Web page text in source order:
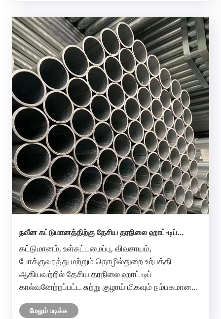
நவீன கட்டுமானத்திற்கு தேசிய தரநிலை ஹாட்-டிப்
கால்வனேற்றப்பட்ட சுற்று குழாய் ஏன் அவசியம்?
கட்டுமானம், உள்கட்டமைப்பு, விவசாயம்,
போக்குவரத்து மற்றும் தொழில்துறை உற்பத்தி
ஆகியவற்றில் தேசிய தரநிலை ஹாட்-டிப்
கால்வனேற்றப்பட்ட சுற்று குழாய் மிகவும் நம்பகமான
வாங்குபவர்கள் அடிக்கடி அரிப்பு, சீரற்ற தரம், குறுகிய
மேலும் படிக்க